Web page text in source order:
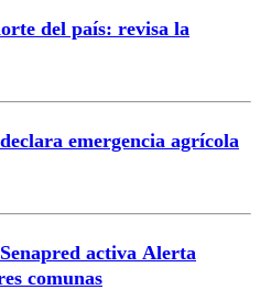
del país: revisa la
emergencia agrícola
activa Alerta
comunas